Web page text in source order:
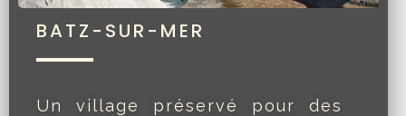
BATZ-SUR-MER
Un village préservé pour des